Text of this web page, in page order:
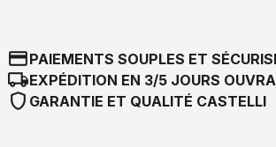
credit_cardPAIEMENTS SOUPLES ET
local_shippingEXPÉDITION EN 3/5 JOURS
shield GARANTIE ET QUALITÉ CASTELLI